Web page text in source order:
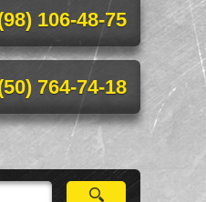
106-48-75
764-74-18